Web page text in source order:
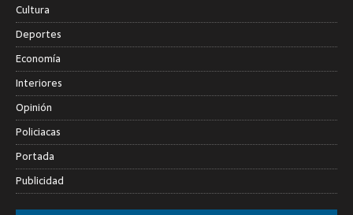
Cultura
Deportes
Economía
Interiores
Opinión
Policiacas
Portada
Publicidad